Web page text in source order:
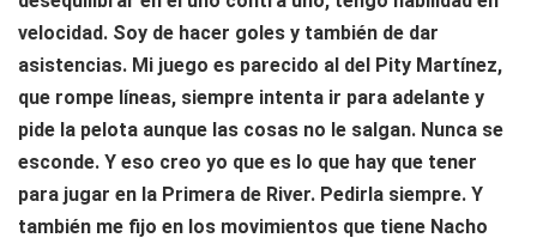
velocidad. Soy de hacer goles y también de dar
asistencias. Mi juego es parecido al del Pity Martínez,
que rompe líneas, siempre intenta ir para adelante y
pide la pelota aunque las cosas no le salgan. Nunca se
esconde. Y eso creo yo que es lo que hay que tener
para jugar en la Primera de River. Pedirla siempre. Y
también me fijo en los movimientos que tiene Nacho